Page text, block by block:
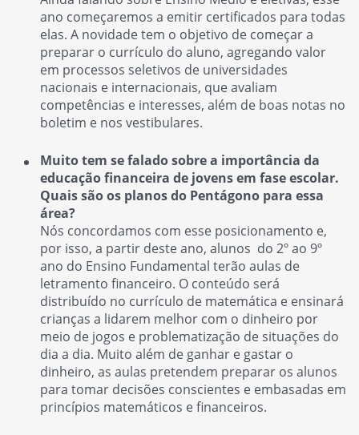
ano começaremos a emitir certificados para todas
elas. A novidade tem o objetivo de começar a
preparar o currículo do aluno, agregando valor
em processos seletivos de universidades
nacionais e internacionais, que avaliam
competências e interesses, além de boas notas no
boletim e nos vestibulares.
Muito tem se falado sobre a importância da
educação financeira de jovens em fase escolar.
Quais são os planos do Pentágono para essa
área?
Nós concordamos com esse posicionamento e,
por isso, a partir deste ano, alunos do 2º ao 9º
ano do Ensino Fundamental terão aulas de
letramento financeiro. O conteúdo será
distribuído no currículo de matemática e ensinará
crianças a lidarem melhor com o dinheiro por
meio de jogos e problematização de situações do
dia a dia. Muito além de ganhar e gastar o
dinheiro, as aulas pretendem preparar os alunos
para tomar decisões conscientes e embasadas em
princípios matemáticos e financeiros.